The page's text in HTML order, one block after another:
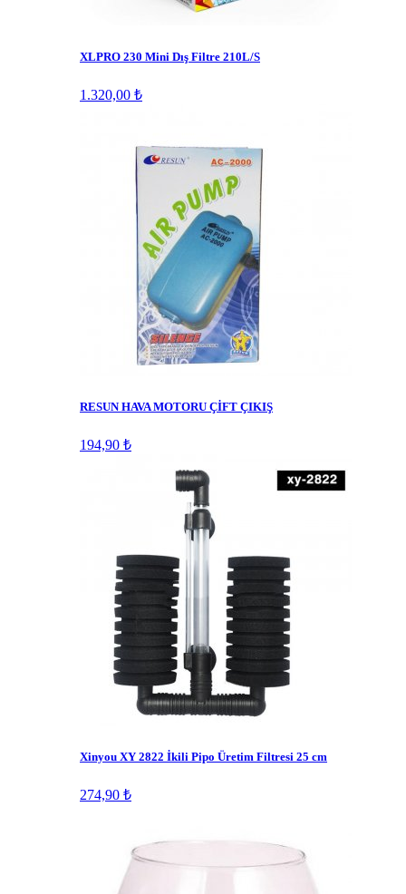
XLPRO 230 Mini Dış Filtre 210L/S
1.320,00 ₺
RESUN HAVA MOTORU ÇİFT ÇIKIŞ
194,90 ₺
Xinyou XY 2822 İkili Pipo Üretim Filtresi 25 cm
274,90 ₺